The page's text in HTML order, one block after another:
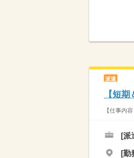
派遣
【短
【仕事内
[派
[勤